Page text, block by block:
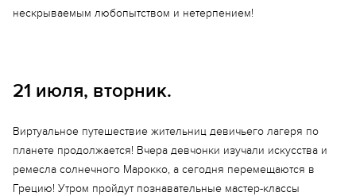
нескрываемым любопытством и нетерпением!
21 июля, вторник.
Виртуальное путешествие жительниц девичьего лагеря по
планете продолжается! Вчера девчонки изучали искусства и
ремесла солнечного Марокко, а сегодня перемещаются в
Грецию! Утром пройдут познавательные мастер-классы